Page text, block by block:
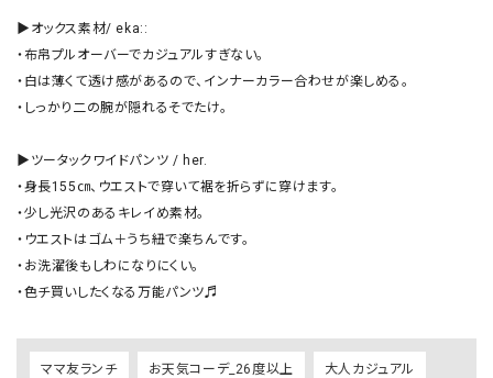
▶︎オックス素材/ eka::
・布帛プルオーバーでカジュアルすぎない。
・白は薄くて透け感があるので、インナーカラー合わせが楽しめる。
・しっかり二の腕が隠れるそでたけ。
▶︎ツータックワイドパンツ / her.
・身長155㎝、ウエストで穿いて裾を折らずに穿けます。
・少し光沢のあるキレイめ素材。
・ウエストはゴム＋うち紐で楽ちんです。
・お洗濯後もしわになりにくい。
・色チ買いしたくなる万能パンツ♬
ママ友ランチ お天気コーデ_26度以上 大人カジュアル